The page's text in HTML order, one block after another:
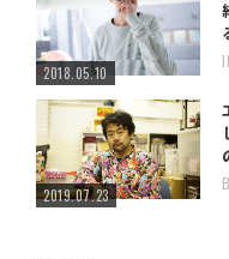
2018.05.10
2019.07.23